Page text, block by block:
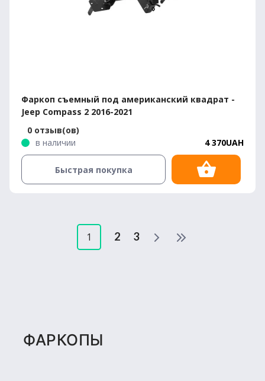
Фаркоп съемный под американский квадрат -
Jeep Compass 2 2016-2021
0 отзыв(ов)
в наличии
4 370UAH
Быстрая покупка
1 2 3
ФАРКОПЫ